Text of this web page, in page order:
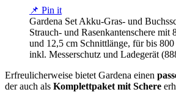
📌 Pin it
Gardena Set Akku-Gras- und
Strauch- und Rasenkantenschere mit
und 12,5 cm Schnittlänge, für bis 800
inkl. Messerschutz und Ladegerät
Erfreulicherweise bietet Gardena einen
der auch als Komplettpaket mit Schere